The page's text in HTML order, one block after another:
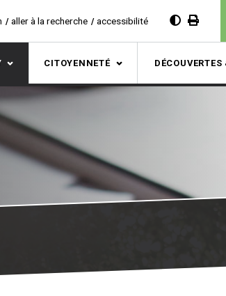
aller à la recherche accessibilité
CITOYENNETÉ